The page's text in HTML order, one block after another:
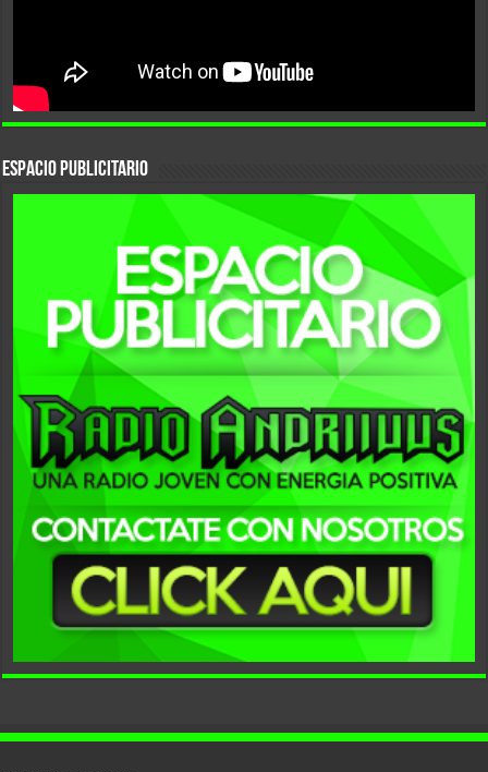
ESPACIO PUBLICITARIO